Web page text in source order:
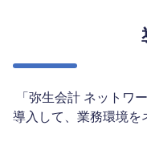
「弥生会計 ネットワ
導入して、業務環境